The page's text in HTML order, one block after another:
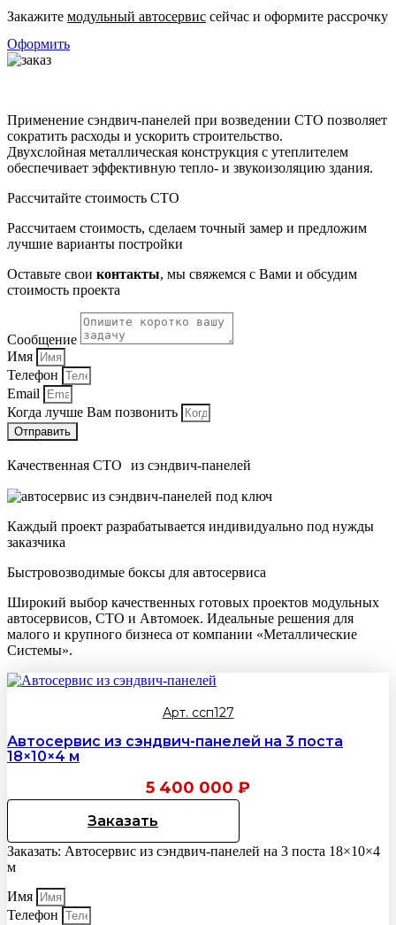
Закажите модульный автосервис сейчас и оформите рассрочку
Оформить
Применение сэндвич-панелей при возведении СТО позволяет
сократить расходы и ускорить строительство.
Двухслойная металлическая конструкция с утеплителем
обеспечивает эффективную тепло- и звукоизоляцию здания.
Рассчитайте стоимость СТО
Рассчитаем стоимость, сделаем точный замер и предложим
лучшие варианты постройки
Оставьте свои контакты, мы свяжемся с Вами и обсудим
стоимость проекта
Сообщение
Имя
Телефон
Email
Когда лучше Вам позвонить
Отправить
Качественная СТО из сэндвич-панелей
Каждый проект разрабатывается индивидуально под нужды
заказчика
Быстровозводимые боксы для автосервиса
Широкий выбор качественных готовых проектов модульных
автосервисов, СТО и Автомоек. Идеальные решения для
малого и крупного бизнеса от компании «Металлические
Cистемы».
Арт. ссп127
Автосервис из сэндвич-панелей на 3 поста
18×10×4 м
5 400 000 ₽
Заказать
Заказать: Автосервис из сэндвич-панелей на 3 поста 18×10×4
м
Имя
Телефон